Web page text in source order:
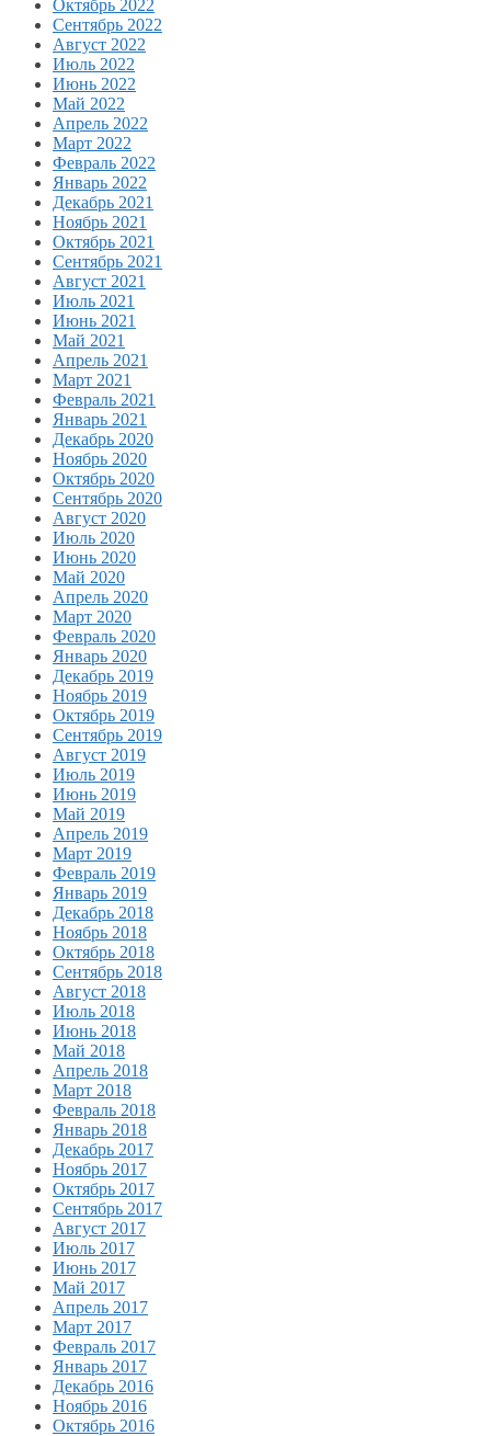
Октябрь 2022
Сентябрь 2022
Август 2022
Июль 2022
Июнь 2022
Май 2022
Апрель 2022
Март 2022
Февраль 2022
Январь 2022
Декабрь 2021
Ноябрь 2021
Октябрь 2021
Сентябрь 2021
Август 2021
Июль 2021
Июнь 2021
Май 2021
Апрель 2021
Март 2021
Февраль 2021
Январь 2021
Декабрь 2020
Ноябрь 2020
Октябрь 2020
Сентябрь 2020
Август 2020
Июль 2020
Июнь 2020
Май 2020
Апрель 2020
Март 2020
Февраль 2020
Январь 2020
Декабрь 2019
Ноябрь 2019
Октябрь 2019
Сентябрь 2019
Август 2019
Июль 2019
Июнь 2019
Май 2019
Апрель 2019
Март 2019
Февраль 2019
Январь 2019
Декабрь 2018
Ноябрь 2018
Октябрь 2018
Сентябрь 2018
Август 2018
Июль 2018
Июнь 2018
Май 2018
Апрель 2018
Март 2018
Февраль 2018
Январь 2018
Декабрь 2017
Ноябрь 2017
Октябрь 2017
Сентябрь 2017
Август 2017
Июль 2017
Июнь 2017
Май 2017
Апрель 2017
Март 2017
Февраль 2017
Январь 2017
Декабрь 2016
Ноябрь 2016
Октябрь 2016